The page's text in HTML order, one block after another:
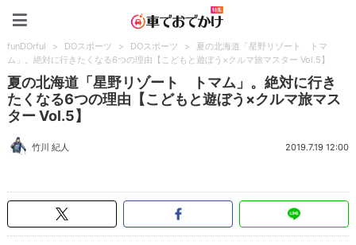
funDOrful > DOスポーツ > DOスポーツ >
夏の北海道「星野リゾート トマ
ム」。絶対に行きたくなる6つの理由【こどもと遊ぼう×クルマ旅マスター Vol.5】
夏の北海道「星野リゾート トマム」。絶対に行き
たくなる6つの理由【こどもと遊ぼう×クルマ旅マス
ター Vol.5】
竹川 紀人 2019.7.19 12:00